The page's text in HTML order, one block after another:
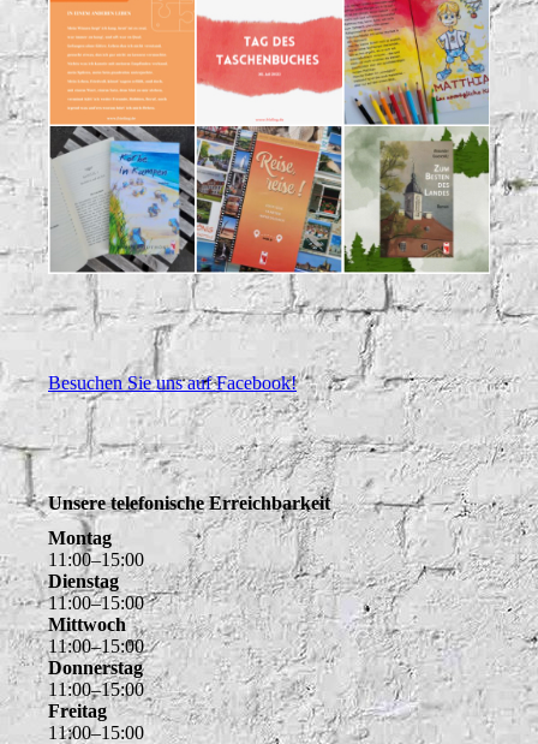
Besuchen Sie uns auf Facebook!
Unsere telefonische Erreichbarkeit
Montag
11:00–15:00
Dienstag
11:00–15:00
Mittwoch
11:00–15:00
Donnerstag
11:00–15:00
Freitag
11:00–15:00